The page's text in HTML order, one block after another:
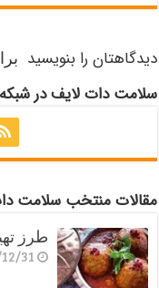
دیدگاهتان را بنویسید
سلامت دات لایف در
مقالات منتخب سلامت
طرز
31